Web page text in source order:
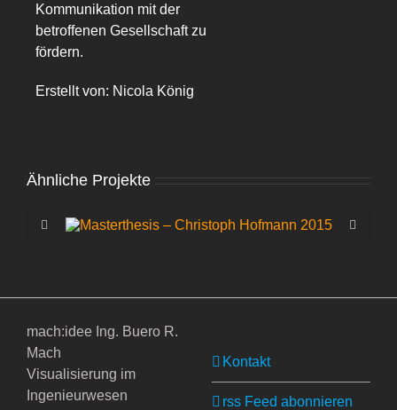
Kommunikation mit der
betroffenen Gesellschaft zu
fördern.
Erstellt von: Nicola König
Ähnliche Projekte
mach:idee Ing. Buero R.
Mach
Visualisierung im
Ingenieurwesen
Kontakt
rss Feed abonnieren